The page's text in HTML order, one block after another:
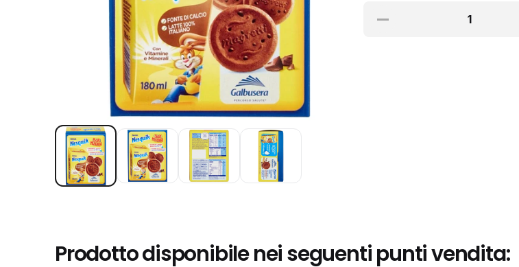
1
Prodotto disponibile nei seguenti punti vendita: